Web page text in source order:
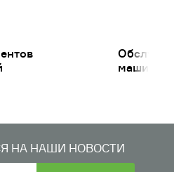
машин
НА НАШИ НОВОСТИ